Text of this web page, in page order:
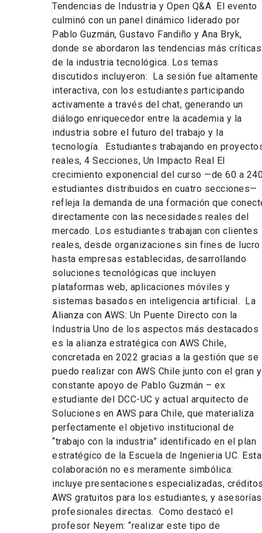
Tendencias de Industria y Open Q&A El evento
culminó con un panel dinámico liderado por
Pablo Guzmán, Gustavo Fandiño y Ana Bryk,
donde se abordaron las tendencias más críticas
de la industria tecnológica. Los temas
discutidos incluyeron: La sesión fue altamente
interactiva, con los estudiantes participando
activamente a través del chat, generando un
diálogo enriquecedor entre la academia y la
industria sobre el futuro del trabajo y la
tecnología. Estudiantes trabajando en
reales, 4 Secciones, Un Impacto Real El
crecimiento exponencial del curso —de 60 a
estudiantes distribuidos en cuatro secciones—
refleja la demanda de una formación que
directamente con las necesidades reales del
mercado. Los estudiantes trabajan con clientes
reales, desde organizaciones sin fines de lucro
hasta empresas establecidas, desarrollando
soluciones tecnológicas que incluyen
plataformas web, aplicaciones móviles y
sistemas basados en inteligencia artificial. La
Alianza con AWS: Un Puente Directo con la
Industria Uno de los aspectos más destacados
es la alianza estratégica con AWS Chile,
concretada en 2022 gracias a la gestión que se
puedo realizar con AWS Chile junto con el gran y
constante apoyo de Pablo Guzmán – ex
estudiante del DCC-UC y actual arquitecto de
Soluciones en AWS para Chile, que materializa
perfectamente el objetivo institucional de
“trabajo con la industria” identificado en el plan
estratégico de la Escuela de Ingenieria UC. Esta
colaboración no es meramente simbólica:
incluye presentaciones especializadas, créditos
AWS gratuitos para los estudiantes, y asesorías
profesionales directas. Como destacó el
profesor Neyem: “realizar este tipo de